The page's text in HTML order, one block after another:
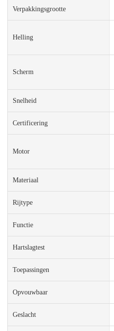
Verpakkingsgrootte
Helling
Scherm
Snelheid
Certificering
Motor
Materiaal
Rijtype
Functie
Hartslagtest
Toepassingen
Opvouwbaar
Geslacht